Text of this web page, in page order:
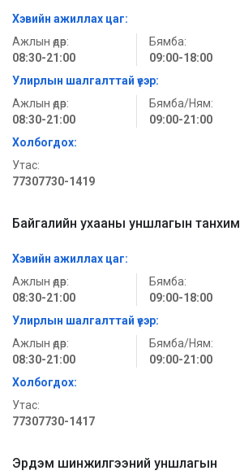
Хэвийн ажиллах цаг:
Ажлын өдөр:
08:30-21:00
Бямба:
09:00-18:00
Улирлын шалгалттай үеэр:
Ажлын өдөр:
08:30-21:00
Бямба/Ням:
09:00-21:00
Холбогдох:
Утас:
77307730-1419
Байгалийн ухааны уншлагын танхим
Хэвийн ажиллах цаг:
Ажлын өдөр:
08:30-21:00
Бямба:
09:00-18:00
Улирлын шалгалттай үеэр:
Ажлын өдөр:
08:30-21:00
Бямба/Ням:
09:00-21:00
Холбогдох:
Утас:
77307730-1417
Эрдэм шинжилгээний уншлагын